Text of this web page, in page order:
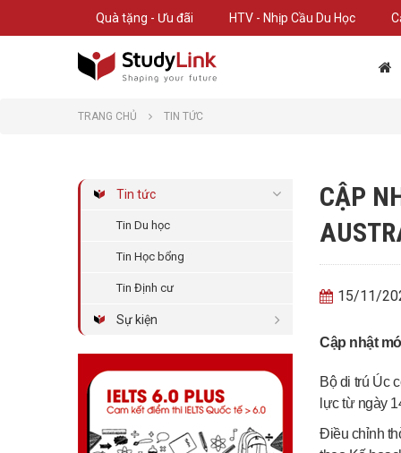
Quà tặng - Ưu đãi HTV - Nhịp Cầu Du Học
TRANG CHỦ TIN TỨC
Tin tức
Tin Du học
Tin Học bổng
Tin Định cư
Sự kiện
CẬP
15/11/
Cập nhật
Bộ di trú Úc
lực từ ngày
Điều chỉnh